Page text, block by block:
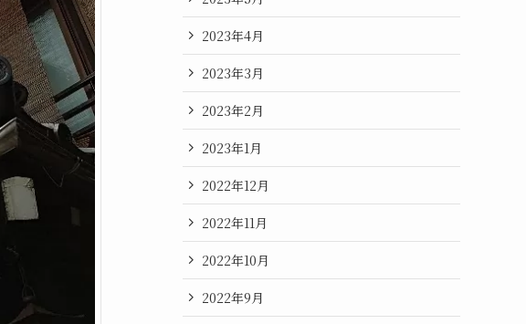
2023年4月
2023年3月
2023年2月
2023年1月
2022年12月
2022年11月
2022年10月
2022年9月